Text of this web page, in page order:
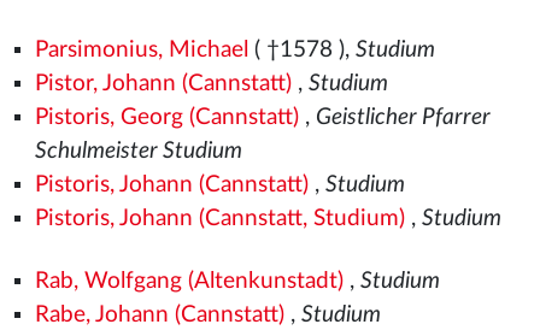
Parsimonius, Michael ( †1578 ), Studium
Pistor, Johann (Cannstatt), Studium
Pistoris, Georg (Cannstatt), Geistlicher Pfarrer
Schulmeister Studium
Pistoris, Johann (Cannstatt), Studium
Pistoris, Johann (Cannstatt, Studium), Studium
Rab, Wolfgang (Altenkunstadt), Studium
Rabe, Johann (Cannstatt), Studium